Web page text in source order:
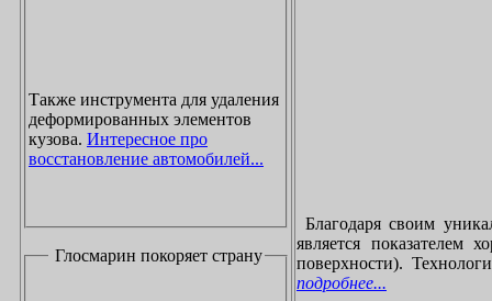
Также инструмента для удаления
деформированных элементов
кузова. Интересное про
восстановление автомобилей...
Глосмарин покоряет страну
Благодаря своим
является показателем
поверхности).
подробнее...